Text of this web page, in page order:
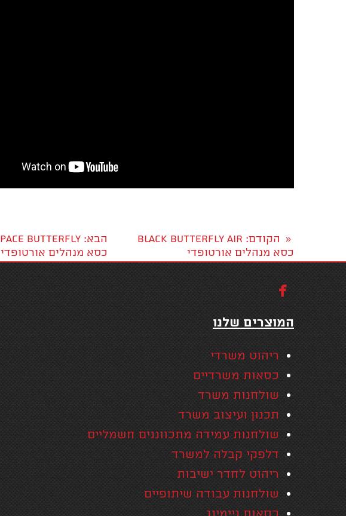
« הקודם: BLACK BUTTERFLY air
כסא מנהלים אורטופדי
הבא: space BUTTERFLY
כסא מנהלים אורטופדי

המוצרים שלנו
ריהוט משרדי
כסאות משרדיים
שולחנות משרד
תכנון ועיצוב משרד
שולחנות עמידה מתכווננים חשמליים
דלפקי קבלה למשרד
ריהוט לחדר ישיבות
שולחנות עבודה שיתופיים